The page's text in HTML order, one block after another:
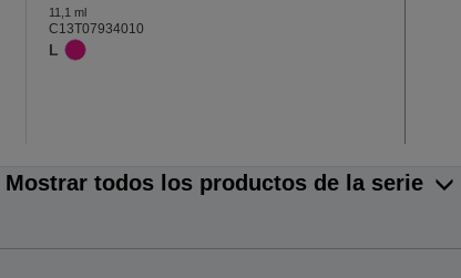
11,1 ml
C13T07934010
L
Mostrar todos los productos de la serie